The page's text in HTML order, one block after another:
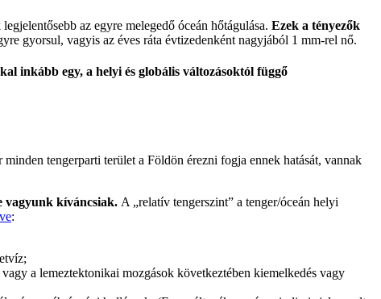
az egyre melegedő óceán hőtágulása. Ezek a tényezők
gyorsul, vagyis az éves ráta évtizedenként nagyjából 1 mm-rel nő.
inkább egy, a helyi és globális változásoktól függő
tengerparti terület a Földön érezni fogja ennek hatását, vannak
vagyunk kíváncsiak. A „relatív tengerszint” a tenger/óceán helyi
:
a lemeztektonikai mozgások következtében kiemelkedés vagy